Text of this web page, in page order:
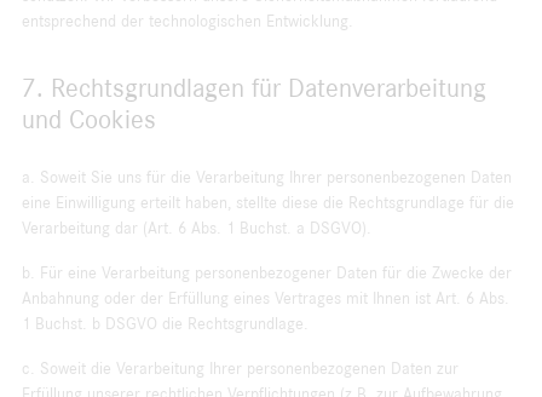
entsprechend der technologischen Entwicklung.
7. Rechtsgrundlagen für Datenverarbeitung
und Cookies
a. Soweit Sie uns für die Verarbeitung Ihrer personenbezogenen Daten
eine Einwilligung erteilt haben, stellte diese die Rechtsgrundlage für die
Verarbeitung dar (Art. 6 Abs. 1 Buchst. a DSGVO).
b. Für eine Verarbeitung personenbezogener Daten für die Zwecke der
Anbahnung oder der Erfüllung eines Vertrages mit Ihnen ist Art. 6 Abs.
1 Buchst. b DSGVO die Rechtsgrundlage.
c. Soweit die Verarbeitung Ihrer personenbezogenen Daten zur